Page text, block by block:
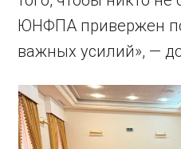
ЮНФПА привержен
важных усилий», —